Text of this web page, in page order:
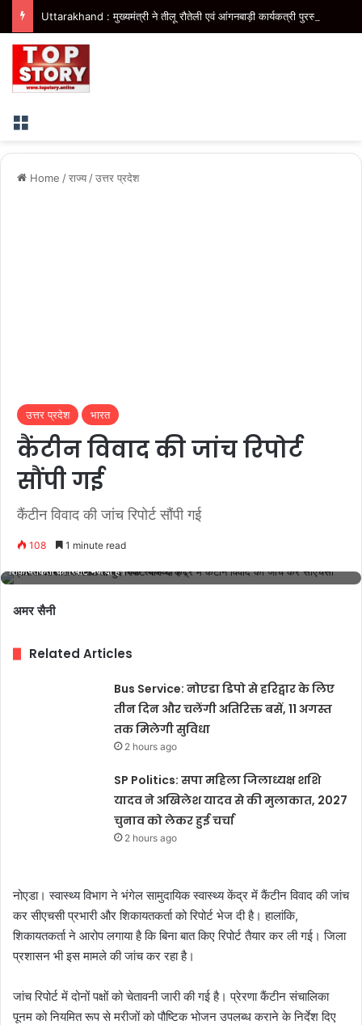
Menu
Home /राज्य /उत्तर प्रदेश
उत्तर प्रदेश भारत
कैंटीन विवाद की जांच रिपोर्ट
सौंपी गई
कैंटीन विवाद की जांच रिपोर्ट सौंपी गई
108 1 minute read
शिकायतकर्ता को रिपोर्ट भेज दी है।
अमर सैनी
Related Articles
Bus Service: नोएडा डिपो से हरिद्वार के लिए
तीन दिन और चलेंगी अतिरिक्त बसें, 11 अगस्त
तक मिलेगी सुविधा
2 hours ago
SP Politics: सपा महिला जिलाध्यक्ष शशि
यादव ने अखिलेश यादव से की मुलाकात, 2027
चुनाव को लेकर हुई चर्चा
2 hours ago
नोएडा। स्वास्थ्य विभाग ने भंगेल सामुदायिक स्वास्थ्य केंद्र में कैंटीन विवाद की जांच
कर सीएचसी प्रभारी और शिकायतकर्ता को रिपोर्ट भेज दी है। हालांकि,
शिकायतकर्ता ने आरोप लगाया है कि बिना बात किए रिपोर्ट तैयार कर ली गई। जिला
प्रशासन भी इस मामले की जांच कर रहा है।
जांच रिपोर्ट में दोनों पक्षों को चेतावनी जारी की गई है। प्रेरणा कैंटीन संचालिका
पूनम को नियमित रूप से मरीजों को पौष्टिक भोजन उपलब्ध कराने के निर्देश दिए